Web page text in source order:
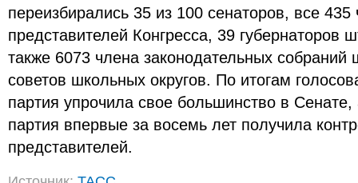
переизбирались 35 из 100 сенаторов, все
представителей Конгресса, 39 губернаторов
также 6073 члена законодательных собраний
советов школьных округов. По итогам
партия упрочила свое большинство в
партия впервые за восемь лет получила
представителей.